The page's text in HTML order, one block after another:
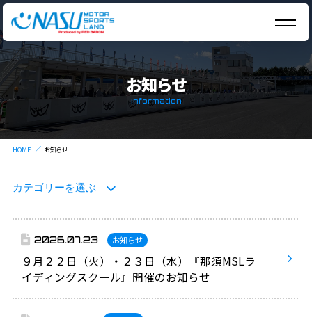
お知らせ
Information
HOME お知らせ
カテゴリーを選ぶ
2026.07.23 お知らせ
９月２２日（火）・２３日（水）『那須MSLラ
イディングスクール』開催のお知らせ